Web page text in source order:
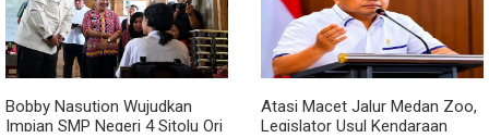
Bobby Nasution Wujudkan
Impian SMP Negeri 4 Sitolu Ori
Atasi Macet Jalur Medan Zoo,
Legislator Usul Kendaraan